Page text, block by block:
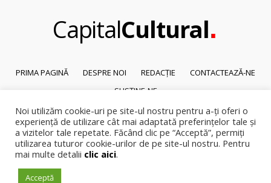
CapitalCultural.
PRIMA PAGINĂ DESPRE NOI REDACȚIE
CONTACTEAZĂ-NE
SUSȚINE-NE
© 2026Capital Cultural
Reproducerea integrală sau parțială a textelor sau a ilustrațiilor din orice
pagină a site-ului este posibilă numai cu acordul prealabil scris al Capital
Noi utilizăm cookie-uri pe site-ul nostru pentru a-ți oferi o
experiență de utilizare cât mai adaptată preferințelor tale și
a vizitelor tale repetate. Făcând clic pe “Acceptă”, permiți
utilizarea tuturor cookie-urilor de pe site-ul nostru. Pentru
mai multe detalii clic aici.
Acceptă